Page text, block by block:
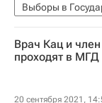
Выборы в
Единая Россия
КПРФ
ЛДПР
Партия "Новые
Врач Кац и
проходят в
20 сентября 2021,